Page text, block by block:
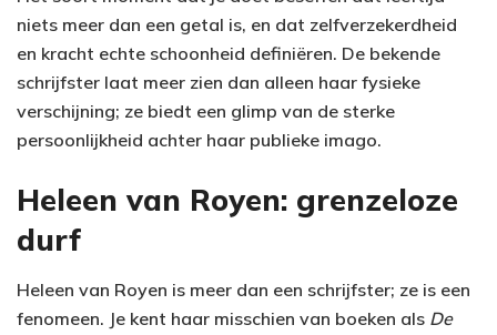
niets meer dan een getal is, en dat zelfverzekerdheid
en kracht echte schoonheid definiëren. De bekende
schrijfster laat meer zien dan alleen haar fysieke
verschijning; ze biedt een glimp van de sterke
persoonlijkheid achter haar publieke imago.
Heleen van Royen: grenzeloze
durf
Heleen van Royen is meer dan een schrijfster; ze is een
fenomeen. Je kent haar misschien van boeken als De